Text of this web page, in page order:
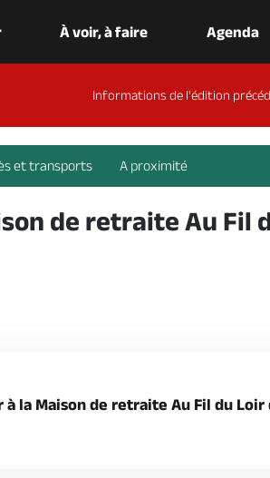
À voir, à faire Agenda
Informations de l'édition
et transports A proximité
de retraite Au Fil
la Maison de retraite Au Fil du Loir